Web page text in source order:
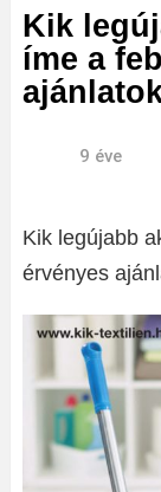
Kik
íme a
9 éve
Kik legújabb
érvényes